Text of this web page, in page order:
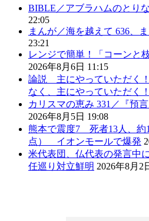
BIBLE／アブラハムのとり
22:05
まんが／海を越えて 636、
23:21
レンジで簡単！「コーンと
2026年8月6日 11:15
論説 主にやっていただく
なく、主にやっていただく！
カリスマの恵み 331／『預
2026年8月5日 19:08
熊本で震度7 死者13人、約
点） イオンモールで爆発
米代表団、仏代表の発言
任巡り対立鮮明 2026年8月2